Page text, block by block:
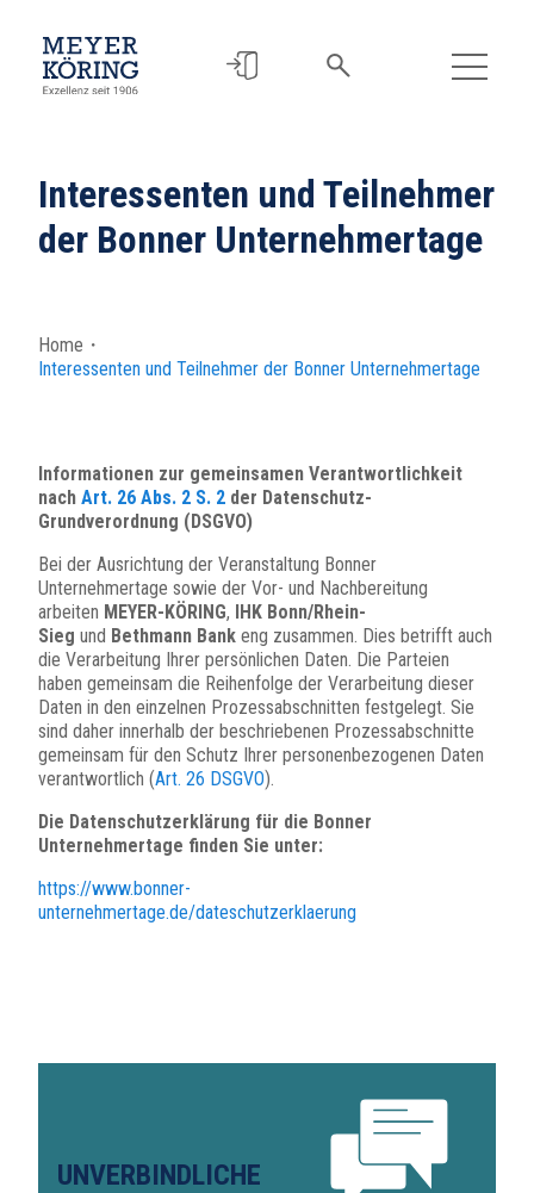
Interessenten und Teilnehmer
der Bonner Unternehmertage
Home ・
Interessenten und Teilnehmer der Bonner Unternehmertage
Informationen zur gemeinsamen Verantwortlichkeit
nach Art. 26 Abs. 2 S. 2 der Datenschutz-
Grundverordnung (DSGVO)
Bei der Ausrichtung der Veranstaltung Bonner
Unternehmertage sowie der Vor- und Nachbereitung
arbeiten MEYER-KÖRING, IHK Bonn/Rhein-
Sieg und Bethmann Bank eng zusammen. Dies betrifft auch
die Verarbeitung Ihrer persönlichen Daten. Die Parteien
haben gemeinsam die Reihenfolge der Verarbeitung dieser
Daten in den einzelnen Prozessabschnitten festgelegt. Sie
sind daher innerhalb der beschriebenen Prozessabschnitte
gemeinsam für den Schutz Ihrer personenbezogenen Daten
verantwortlich (Art. 26 DSGVO).
Die Datenschutzerklärung für die Bonner
Unternehmertage finden Sie unter:
https://www.bonner-
unternehmertage.de/dateschutzerklaerung
UNVERBINDLICHE